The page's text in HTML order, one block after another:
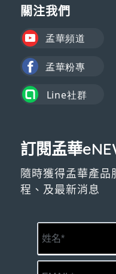
關注我們
訂閱孟華
隨時獲得孟華產
程、及最新消息